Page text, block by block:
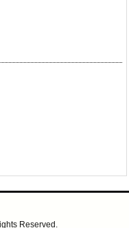
Reserved.